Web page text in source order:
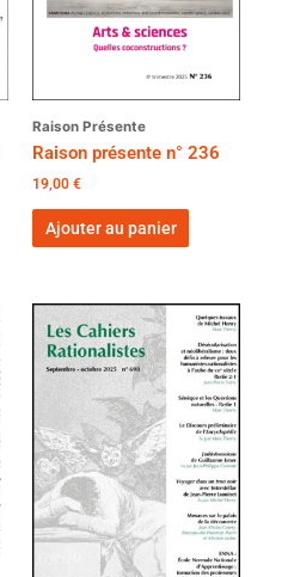
Raison Présente
Raison présente n° 236
19,00 €
Ajouter au panier